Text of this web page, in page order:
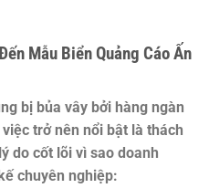
Mẫu Biển Quảng Cáo Ấn
bị bủa vây bởi hàng ngàn
trở nên nổi bật là thách
do cốt lõi vì sao doanh
chuyên nghiệp: